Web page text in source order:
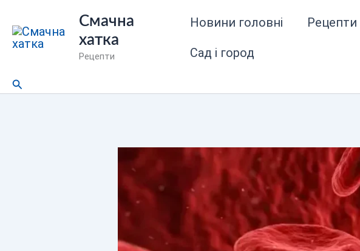
до
вмісту
Смачна
хатка
Рецепти
Новини головні Рецепти
Сад і город
Пошук